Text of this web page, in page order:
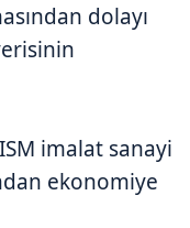
dolayı
imalat sanayi
ekonomiye